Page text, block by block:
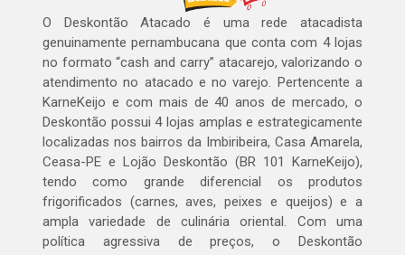
O Deskontão Atacado é uma rede atacadista
genuinamente pernambucana que conta com 4 lojas
no formato “cash and carry” atacarejo, valorizando o
atendimento no atacado e no varejo. Pertencente a
KarneKeijo e com mais de 40 anos de mercado, o
Deskontão possui 4 lojas amplas e estrategicamente
localizadas nos bairros da Imbiribeira, Casa Amarela,
Ceasa-PE e Lojão Deskontão (BR 101 KarneKeijo),
tendo como grande diferencial os produtos
frigorificados (carnes, aves, peixes e queijos) e a
ampla variedade de culinária oriental. Com uma
política agressiva de preços, o Deskontão